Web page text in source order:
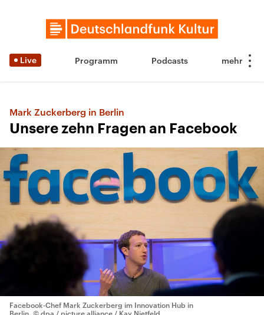
Live Programm Podcasts
Mark Zuckerberg in Berlin
Unsere zehn Fragen an Facebook
Facebook-Chef Mark Zuckerberg im Innovation Hub in
Berlin. © dpa / picture alliance / Kay Nietfeld